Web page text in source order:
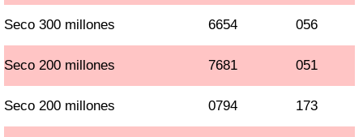
Seco 300 millones 6654 056
Seco 200 millones 7681 051
Seco 200 millones 0794 173